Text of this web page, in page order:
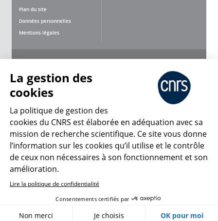
Plan du site
Données personnelles
Mentions légales
CNRS Le Mag
© 2026, CNRS
Créer un compte Se connecter
Gestion des cookies
La gestion des
cookies
La politique de gestion des
cookies du CNRS est élaborée en adéquation avec sa
mission de recherche scientifique. Ce site vous donne
l’information sur les cookies qu’il utilise et le contrôle
de ceux non nécessaires à son fonctionnement et son
amélioration.
Lire la politique de confidentialité
Consentements certifiés par
Non merci Je choisis OK pour moi